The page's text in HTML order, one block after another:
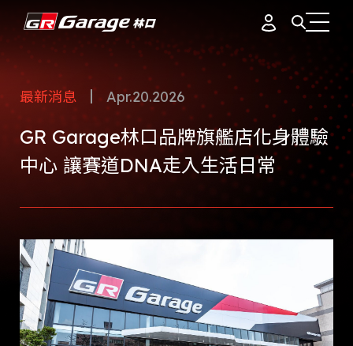
據點簡介
品牌故事
專業團隊
產品介紹
會員資料
訂單紀錄
最新消息 Apr.20.2026
GR Garage林口品牌旗艦店化身體驗
中心 讓賽道DNA走入生活日常